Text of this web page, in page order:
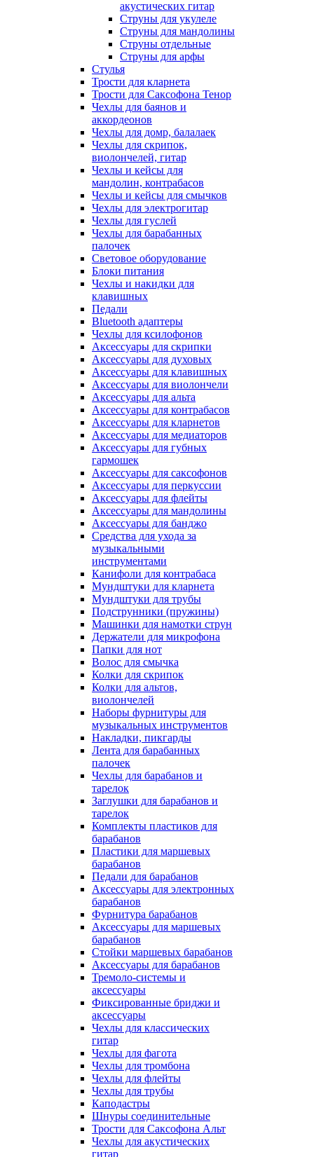
акустических гитар
Струны для укулеле
Струны для мандолины
Струны отдельные
Струны для арфы
Стулья
Трости для кларнета
Трости для Саксофона Тенор
Чехлы для баянов и
аккордеонов
Чехлы для домр, балалаек
Чехлы для скрипок,
виолончелей, гитар
Чехлы и кейсы для
мандолин, контрабасов
Чехлы и кейсы для смычков
Чехлы для электрогитар
Чехлы для гуслей
Чехлы для барабанных
палочек
Световое оборудование
Блоки питания
Чехлы и накидки для
клавишных
Педали
Bluetooth адаптеры
Чехлы для ксилофонов
Аксессуары для скрипки
Аксессуары для духовых
Аксессуары для клавишных
Аксессуары для виолончели
Аксессуары для альта
Аксессуары для контрабасов
Аксессуары для кларнетов
Аксессуары для медиаторов
Аксессуары для губных
гармошек
Аксессуары для саксофонов
Аксессуары для перкуссии
Аксессуары для флейты
Аксессуары для мандолины
Аксессуары для банджо
Средства для ухода за
музыкальными
инструментами
Канифоли для контрабаса
Мундштуки для кларнета
Мундштуки для трубы
Подструнники (пружины)
Машинки для намотки струн
Держатели для микрофона
Папки для нот
Волос для смычка
Колки для скрипок
Колки для альтов,
виолончелей
Наборы фурнитуры для
музыкальных инструментов
Накладки, пикгарды
Лента для барабанных
палочек
Чехлы для барабанов и
тарелок
Заглушки для барабанов и
тарелок
Комплекты пластиков для
барабанов
Пластики для маршевых
барабанов
Педали для барабанов
Аксессуары для электронных
барабанов
Фурнитура барабанов
Аксессуары для маршевых
барабанов
Стойки маршевых барабанов
Аксессуары для барабанов
Тремоло-системы и
аксессуары
Фиксированные бриджи и
аксессуары
Чехлы для классических
гитар
Чехлы для фагота
Чехлы для тромбона
Чехлы для флейты
Чехлы для трубы
Каподастры
Шнуры соединительные
Трости для Саксофона Альт
Чехлы для акустических
гитар